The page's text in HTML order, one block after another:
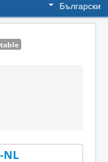
Български
NL